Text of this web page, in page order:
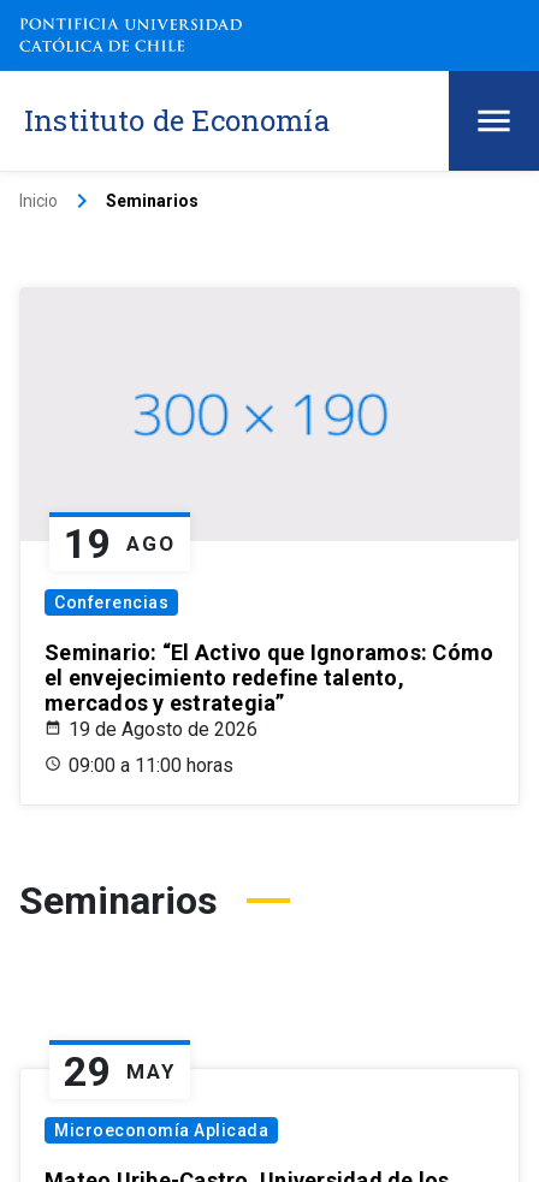
Instituto de Economía
Inicio keyboard_arrow_right Seminarios
19 AGO
Conferencias
Seminario: “El Activo que Ignoramos: Cómo
el envejecimiento redefine talento,
mercados y estrategia”
19 de Agosto de 2026
09:00 a 11:00 horas
Seminarios
29 MAY
Microeconomía Aplicada